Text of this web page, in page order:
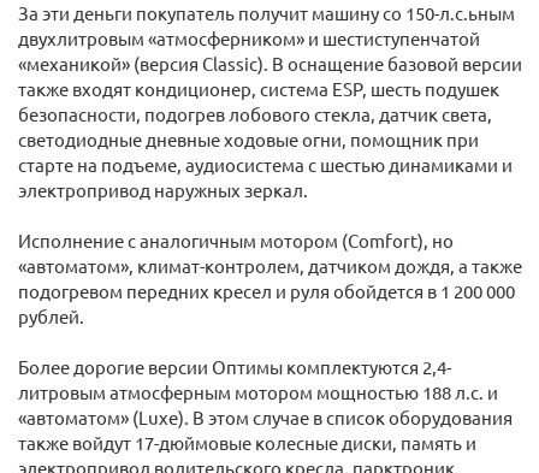
За эти деньги покупатель получит машину со 150-л.с.ьным
двухлитровым «атмосферником» и шестиступенчатой
«механикой» (версия Classic). В оснащение базовой версии
также входят кондиционер, система ESP, шесть подушек
безопасности, подогрев лобового стекла, датчик света,
светодиодные дневные ходовые огни, помощник при
старте на подъеме, аудиосистема с шестью динамиками и
электропривод наружных зеркал.
Исполнение с аналогичным мотором (Comfort), но
«автоматом», климат-контролем, датчиком дождя, а также
подогревом передних кресел и руля обойдется в 1 200 000
рублей.
Более дорогие версии Оптимы комплектуются 2,4-
литровым атмосферным мотором мощностью 188 л.с. и
«автоматом» (Luxe). В этом случае в список оборудования
также войдут 17-дюймовые колесные диски, память и
электропривод водительского кресла, парктроник,